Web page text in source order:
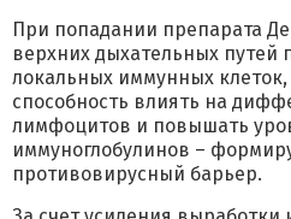
При попадании препарата
верхних дыхательных путей
локальных иммунных
способность влиять на
лимфоцитов и повышать
иммуноглобулинов –
противовирусный барьер.